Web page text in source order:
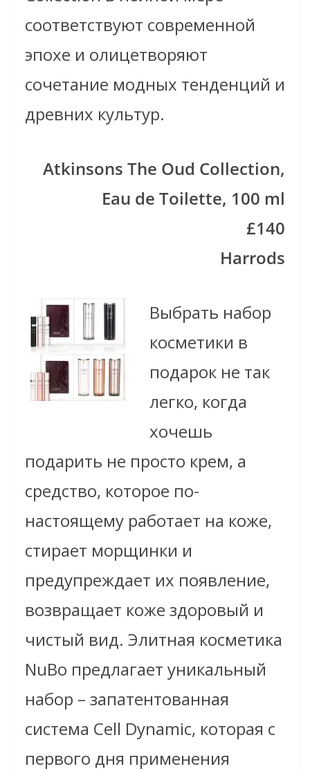
соответствуют современной
эпохе и олицетворяют
сочетание модных тенденций и
древних культур.
Atkinsons The Oud Collection,
Eau de Toilette, 100 ml
£140
Harrods
Выбрать набор
косметики в
подарок не так
легко, когда
хочешь
подарить не просто крем, а
средство, которое по-
настоящему работает на коже,
стирает морщинки и
предупреждает их появление,
возвращает коже здоровый и
чистый вид. Элитная косметика
NuBo предлагает уникальный
набор – запатентованная
система Cell Dynamic, которая с
первого дня применения